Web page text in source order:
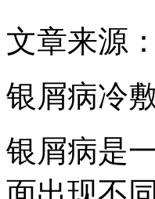
文章来源：
银屑病冷
银屑病是